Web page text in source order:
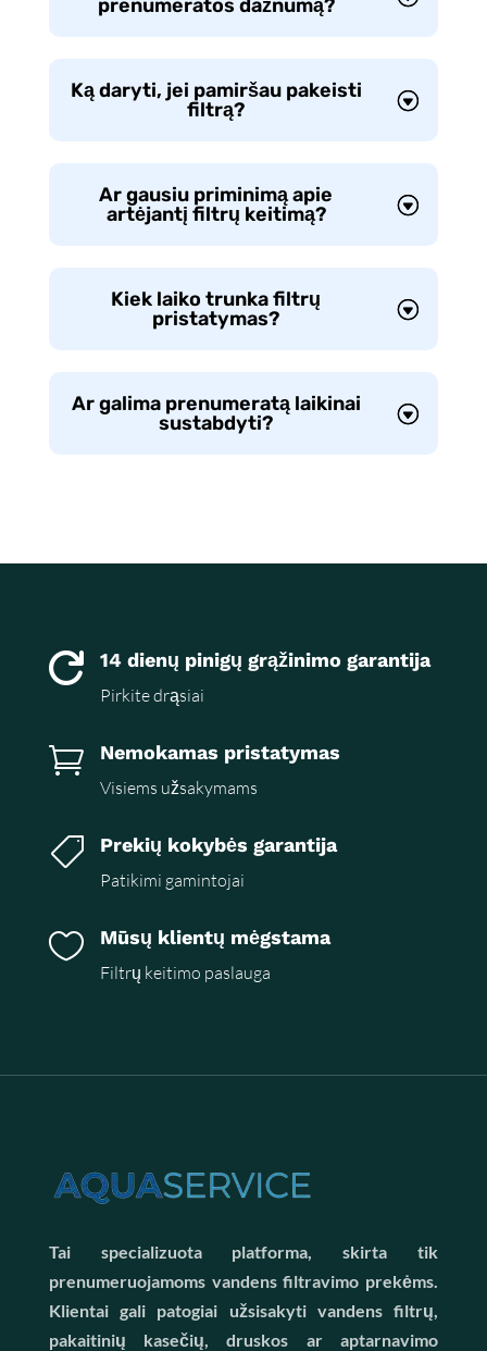
prenumeratos dažnumą?
Ką daryti, jei pamiršau pakeisti
filtrą?
Ar gausiu priminimą apie
artėjantį filtrų keitimą?
Kiek laiko trunka filtrų
pristatymas?
Ar galima prenumeratą laikinai
sustabdyti?
 14 dienų pinigų grąžinimo garantija
Pirkite drąsiai
 Nemokamas pristatymas
Visiems užsakymams
 Prekių kokybės garantija
Patikimi gamintojai
 Mūsų klientų mėgstama
Filtrų keitimo paslauga
Tai specializuota platforma, skirta tik
prenumeruojamoms vandens filtravimo prekėms.
Klientai gali patogiai užsisakyti vandens filtrų,
pakaitinių kasečių, druskos ar aptarnavimo